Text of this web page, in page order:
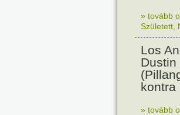
» tovább
Született
Los
kontra
» tovább